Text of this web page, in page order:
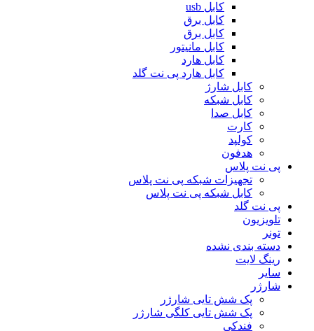
کابل usb
کابل برق
کابل برق
کابل مانیتور
کابل هارد
کابل هارد پی نت گلد
کابل شارژ
کابل شبکه
کابل صدا
کارت
کولپد
هدفون
پی نت پلاس
تجهیزات شبکه پی نت پلاس
کابل شبکه پی نت پلاس
پی نت گلد
تلویزیون
تونر
دسته بندی نشده
رینگ لایت
سایر
شارژر
پک شش تایی شارژر
پک شش تایی کلگی شارژر
فندکی